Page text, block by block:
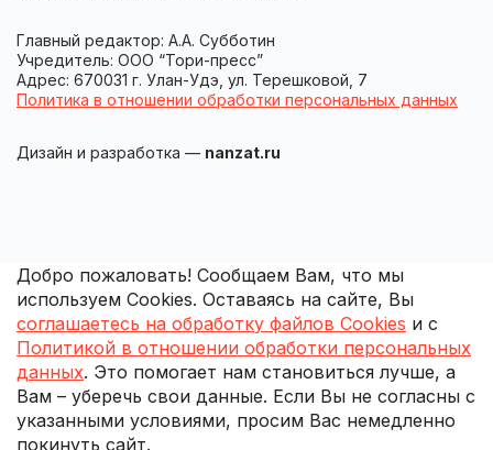
Главный редактор: А.А. Субботин
Учредитель: ООО “Тори-пресс”
Адрес: 670031 г. Улан-Удэ, ул. Терешковой, 7
Политика в отношении обработки персональных данных
Дизайн и разработка — nanzat.ru
Добро пожаловать! Сообщаем Вам, что мы
используем Cookies. Оставаясь на сайте, Вы
соглашаетесь на обработку файлов Cookies и с
Политикой в отношении обработки персональных
данных. Это помогает нам становиться лучше, а
Вам – уберечь свои данные. Если Вы не согласны с
указанными условиями, просим Вас немедленно
покинуть сайт.